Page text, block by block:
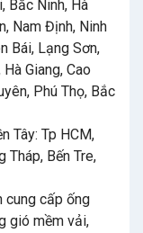
Bắc Ninh, Hà
Nam Định, Ninh
Bái, Lạng Sơn,
Giang, Cao
Phú Thọ, Bắc
Tây: Tp HCM,
Tháp, Bến Tre,
cung cấp ống
gió mềm vải,